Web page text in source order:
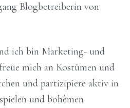
ich bin Marketing- und
mich an Kostümen und
und partizipiere aktiv in
und bohèmen